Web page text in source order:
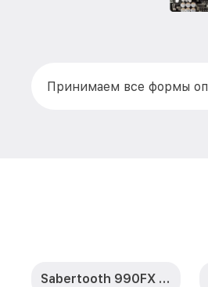
Принимаем все формы
Sabertooth 990FX R2.0